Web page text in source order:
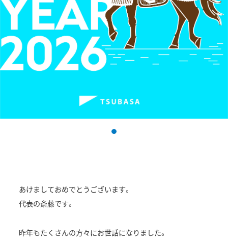
あけましておめでとうございます。
代表の斎藤です。
昨年もたくさんの方々にお世話になりました。